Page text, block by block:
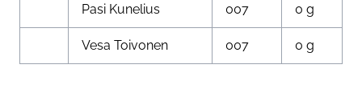
Pasi Kunelius 007 0 g
Vesa Toivonen 007 0 g